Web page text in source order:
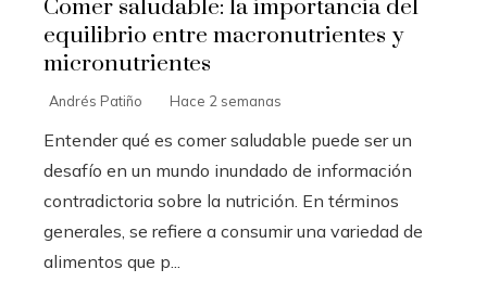
Comer saludable: la importancia del
equilibrio entre macronutrientes y
micronutrientes
Andrés Patiño Hace 2 semanas
Entender qué es comer saludable puede ser un
desafío en un mundo inundado de información
contradictoria sobre la nutrición. En términos
generales, se refiere a consumir una variedad de
alimentos que p...